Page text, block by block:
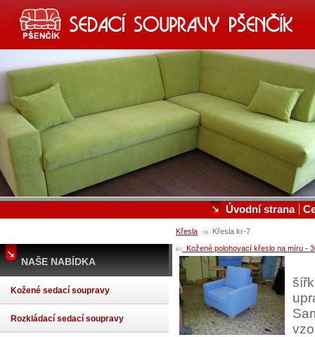
SEDACÍ SOUPRAVY, KOŽENÉ
VÝROBA A PRODEJ SEDACÍCH SOUPRAV A POSTELÍ
Úvodní strana
Křesla
Křesla kr-7
Kožené polohovací křeslo na míru -
NAŠE NABÍDKA
Kožené sedací soupravy
Rozkládací sedací soupravy